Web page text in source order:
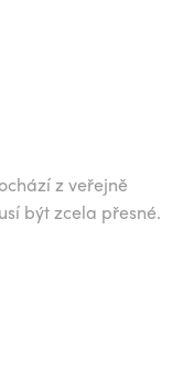
z veřejně
být zcela přesné.